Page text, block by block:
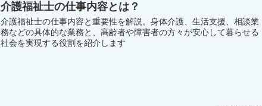
介護福祉士の仕事内容とは？
介護福祉士の仕事内容と重要性を解説。身体介護、生活支援、相談業
務などの具体的な業務と、高齢者や障害者の方々が安心して暮らせる
社会を実現する役割を紹介します